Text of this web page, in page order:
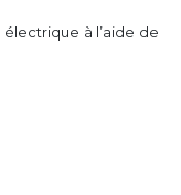
à l’aide de